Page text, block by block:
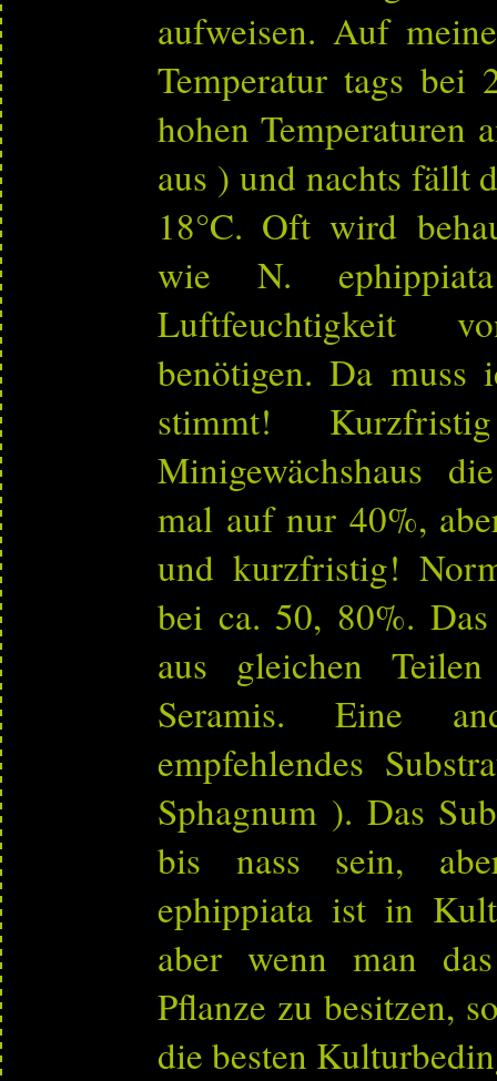
aufweisen. Auf
Temperatur tags bei
hohen Temperaturen
aus ) und nachts fällt
18°C. Oft wird
wie N.
Luftfeuchtigkeit
benötigen. Da muss
stimmt!
Minigewächshaus
mal auf nur 40%,
und kurzfristig!
bei ca. 50, 80%.
aus gleichen
Seramis. Eine
empfehlendes
Sphagnum ). Das
bis nass sein,
ephippiata ist in
aber wenn man
Pflanze zu besitzen,
die besten